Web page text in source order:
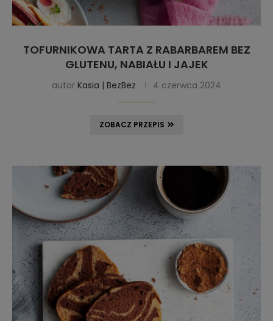
TOFURNIKOWA TARTA Z RABARBAREM BEZ
GLUTENU, NABIAŁU I JAJEK
autor Kasia | BezBez 4 czerwca 2024
ZOBACZ PRZEPIS